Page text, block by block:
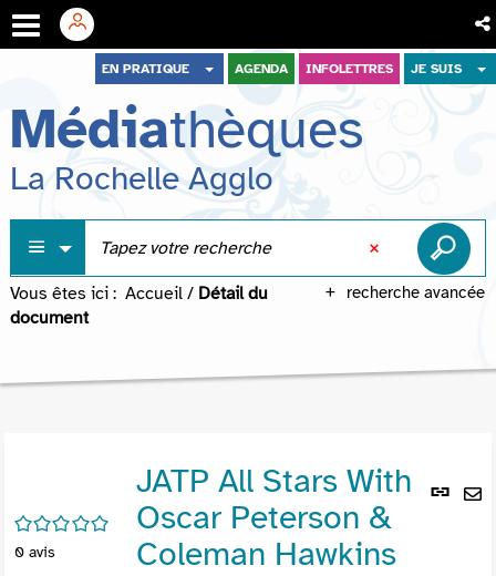
menu
contenu
recherche
EN PRATIQUE AGENDA INFOLETTRES JE SUIS
Médiathèques
La Rochelle Agglo
recherche avancée
Vous êtes ici : Accueil / Détail du
document
Lien
/5
0 avis
JATP All Stars With
Oscar Peterson &
Coleman Hawkins